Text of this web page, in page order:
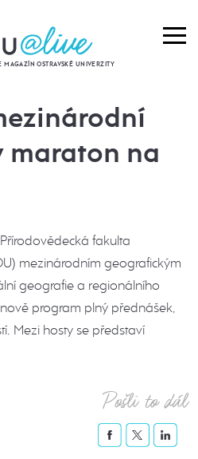
MAGAZÍN OSTRAVSKÉ UNIVERZITY
maraton na
fakulta
mezinárodním geografickým
geografie a regionálního
program plný přednášek,
Mezi hosty se představí
Pošli to dál